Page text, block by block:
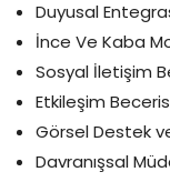
Duyusal
İnce Ve Kaba
Sosyal İletişim
Etkileşim
Görsel Destek
Davranışsal